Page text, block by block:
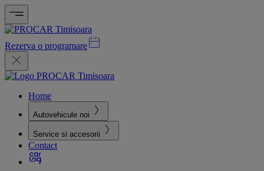
Rezerva o programare
Home
Autovehicule noi
Service si accesorii
Contact